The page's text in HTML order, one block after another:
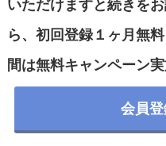
ら、初回登録１ヶ月無
間は無料キャンペーン
会員